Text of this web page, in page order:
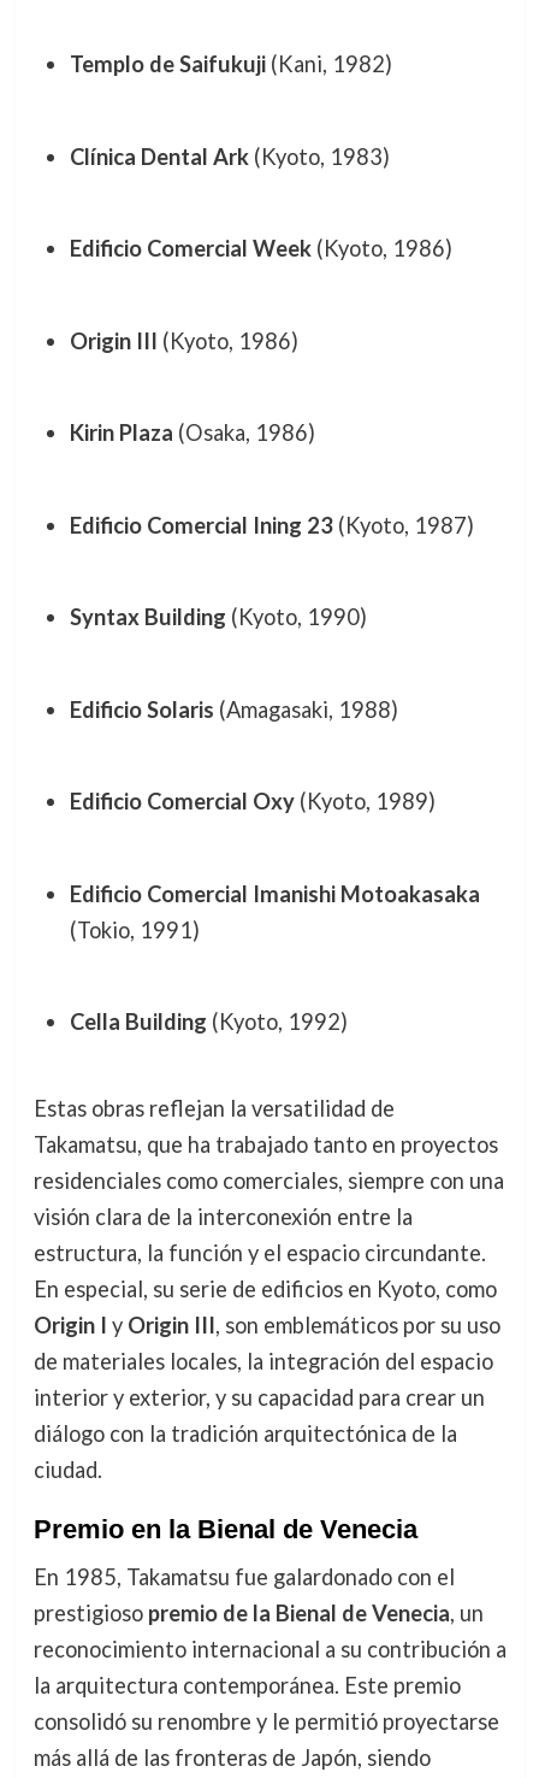
Templo de Saifukuji(Kani, 1982)
Clínica Dental Ark(Kyoto, 1983)
Edificio Comercial Week(Kyoto, 1986)
Origin III (Kyoto, 1986)
Kirin Plaza (Osaka, 1986)
Edificio Comercial Ining 23(Kyoto, 1987)
Syntax Building (Kyoto, 1990)
Edificio Solaris (Amagasaki, 1988)
Edificio Comercial Oxy(Kyoto, 1989)
Edificio Comercial Imanishi Motoakasaka
(Tokio, 1991)
Cella Building (Kyoto, 1992)
Estas obras reflejan la versatilidad de
Takamatsu, que ha trabajado tanto en proyectos
residenciales como comerciales, siempre con una
visión clara de la interconexión entre la
estructura, la función y el espacio circundante.
En especial, su serie de edificios en Kyoto, como
Origin I y Origin III, son emblemáticos por su uso
de materiales locales, la integración del espacio
interior y exterior, y su capacidad para crear un
diálogo con la tradición arquitectónica de la
ciudad.
Premio en la Bienal de Venecia
En 1985, Takamatsu fue galardonado con el
prestigioso premio de la Bienal de Venecia, un
reconocimiento internacional a su contribución a
la arquitectura contemporánea. Este premio
consolidó su renombre y le permitió proyectarse
más allá de las fronteras de Japón, siendo